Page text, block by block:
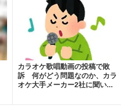
カラオケ歌唱動画の投稿で敗
訴 何がどう問題なのか、カラ
オケ大手メーカー2社に聞い...